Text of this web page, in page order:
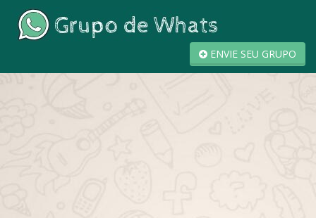
ENVIE SEU GRUPO